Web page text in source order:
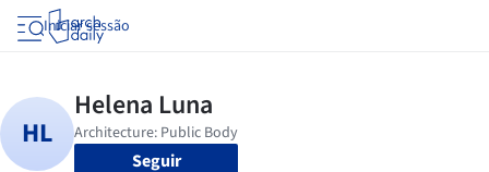
Iniciar sessão
Seguir